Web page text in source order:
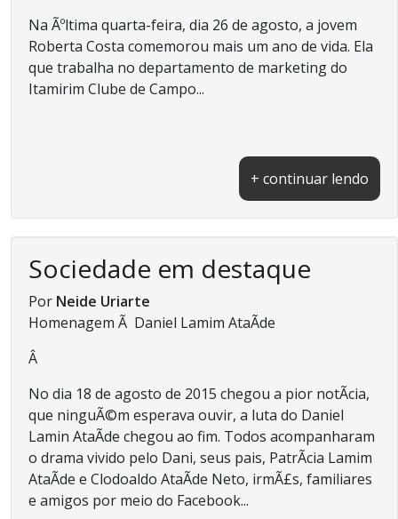
Na Ãºltima quarta-feira, dia 26 de agosto, a jovem
Roberta Costa comemorou mais um ano de vida. Ela
que trabalha no departamento de marketing do
Itamirim Clube de Campo...
+ continuar lendo
Sociedade em destaque
Por Neide Uriarte
Homenagem Ã Daniel Lamim AtaÃ­de
Â
No dia 18 de agosto de 2015 chegou a pior notÃ­cia,
que ninguÃ©m esperava ouvir, a luta do Daniel
Lamin AtaÃ­de chegou ao fim. Todos acompanharam
o drama vivido pelo Dani, seus pais, PatrÃ­cia Lamim
AtaÃ­de e Clodoaldo AtaÃ­de Neto, irmÃ£s, familiares
e amigos por meio do Facebook...